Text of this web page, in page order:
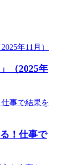
（2025年
！仕事で